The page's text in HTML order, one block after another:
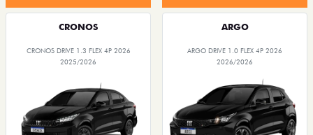
CRONOS
CRONOS DRIVE 1.3 FLEX 4P 2026
2025/2026
ARGO
ARGO DRIVE 1.0 FLEX 4P 2026
2026/2026